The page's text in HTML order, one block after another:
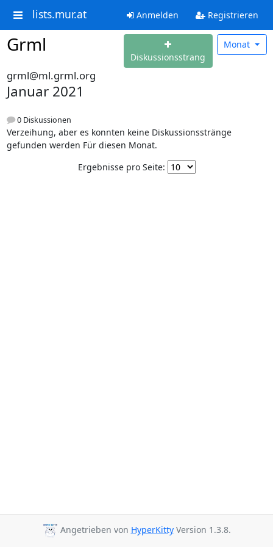
lists.mur.at Anmelden Registrieren
Grml
Diskussionsstrang
Monat
grml@ml.grml.org
Januar 2021
0 Diskussionen
Verzeihung, aber es konnten keine Diskussionsstränge
gefunden werden Für diesen Monat.
Ergebnisse pro Seite:
Angetrieben von HyperKittyVersion 1.3.8.